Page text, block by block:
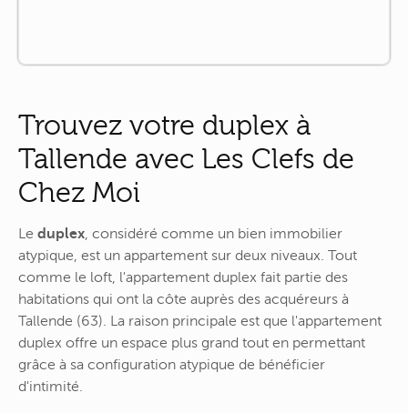
Trouvez votre duplex à
Tallende avec Les Clefs de
Chez Moi
Le duplex, considéré comme un bien immobilier
atypique, est un appartement sur deux niveaux. Tout
comme le loft, l'appartement duplex fait partie des
habitations qui ont la côte auprès des acquéreurs à
Tallende (63). La raison principale est que l'appartement
duplex offre un espace plus grand tout en permettant
grâce à sa configuration atypique de bénéficier
d'intimité.